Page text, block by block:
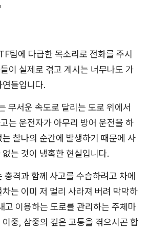
팀에 다급한 목소리로 전화를 주시
이 실제로 겪고 계시는 너무나도 가
들입니다.
무서운 속도로 달리는 도로 위에서
는 운전자가 아무리 방어 운전을 하
찰나의 순간에 발생하기 때문에 사
는 것이 냉혹한 현실입니다.
충격과 함께 사고를 수습하려고 차에
는 이미 저 멀리 사라져 버려 막막하
고 이용하는 도로를 관리하는 주체마
중, 삼중의 깊은 고통을 겪으시곤 합